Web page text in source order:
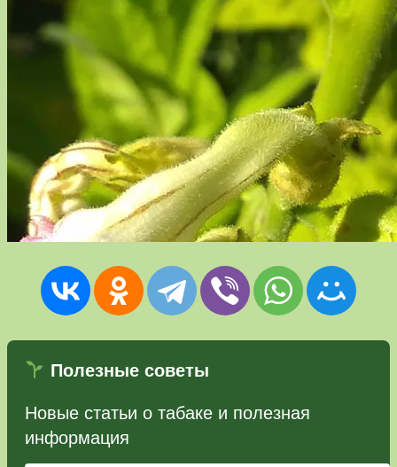
Полезные советы
Новые статьи о табаке и полезная
информация